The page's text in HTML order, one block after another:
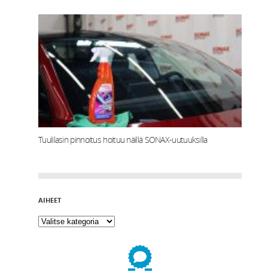
Tuulilasin pinnoitus hoituu näillä SONAX-uutuuksilla
AIHEET